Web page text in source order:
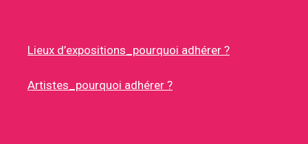
Lieux d’expositions_pourquoi adhérer ?
Artistes_pourquoi adhérer ?